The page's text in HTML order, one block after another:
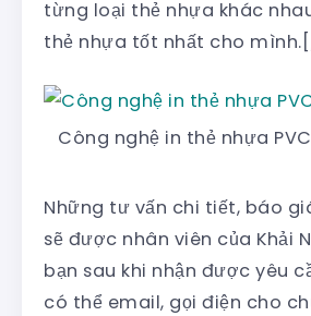
từng loại thẻ nhựa khác
thẻ nhựa tốt nhất cho
Công nghệ in thẻ nhựa
Những tư vấn chi tiết, báo
sẽ được nhân viên của Khải
bạn sau khi nhận được yêu
có thể email, gọi điện cho